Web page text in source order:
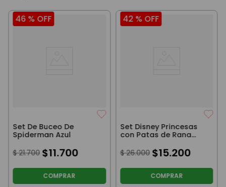
46 % OFF
Set De Buceo De
Spiderman Azul
$ 21.700 $11.700
COMPRAR
42 % OFF
Set Disney Princesas
con Patas de Rana
$ 26.000 $15.200
COMPRAR